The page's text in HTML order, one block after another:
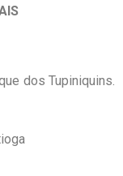
dos Tupiniquins.